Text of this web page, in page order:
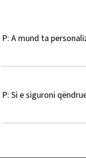
P: A mund ta
P: Si e siguroni